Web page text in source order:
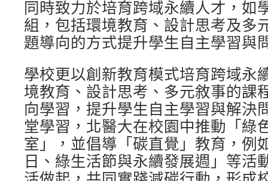
同時致力於培育跨域永續人才，如
組，包括環境教育、設計思考及多
題導向的方式提升學生自主學習與
學校更以創新教育模式培育跨域永
境教育、設計思考、多元敘事的課
向學習，提升學生自主學習與解決
堂學習，北醫大在校園中推動「綠
室」，並倡導「碳直覺」教育，例
日、綠生活節與永續發展週」等活